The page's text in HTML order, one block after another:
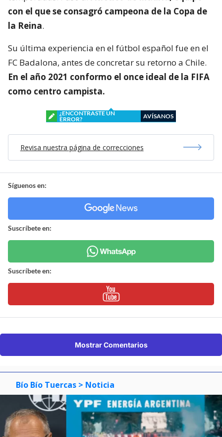
con el que se consagró campeona de la Copa de
la Reina.
Su última experiencia en el fútbol español fue en el
FC Badalona, antes de concretar su retorno a Chile.
En el año 2021 conformo el once ideal de la FIFA
como centro campista.
¿ENCONTRASTE UN
ERROR?
AVÍSANOS
Revisa nuestra página de correcciones
Síguenos en:
Suscríbete en:
Suscríbete en:
Mostrar Comentarios
Bío Bío Tuercas > Noticia